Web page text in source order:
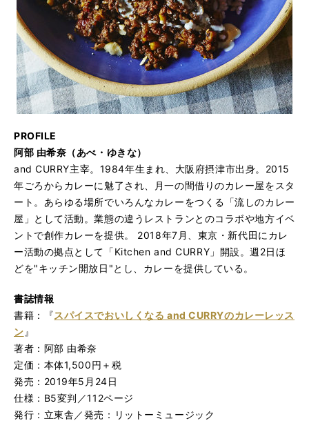
PROFILE
阿部 由希奈（あべ・ゆきな）
and CURRY主宰。1984年生まれ、大阪府摂津市出身。2015
年ごろからカレーに魅了され、月一の間借りのカレー屋をスタ
ート。あらゆる場所でいろんなカレーをつくる「流しのカレー
屋」として活動。業態の違うレストランとのコラボや地方イベ
ントで創作カレーを提供。 2018年7月、東京・新代田にカレ
ー活動の拠点として「Kitchen and CURRY」開設。週2日ほ
どを"キッチン開放日"とし、カレーを提供している。
書誌情報
書籍：『スパイスでおいしくなる and CURRYのカレーレッス
ン 』
著者：阿部 由希奈
定価：本体1,500円＋税
発売：2019年5月24日
仕様：B5変判／112ページ
発行：立東舎／発売：リットーミュージック